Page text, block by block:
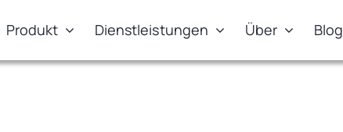
Produkt Dienstleistungen Über Blog